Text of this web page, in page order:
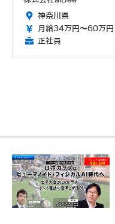
神奈川県
月給34万円～60万円
正社員